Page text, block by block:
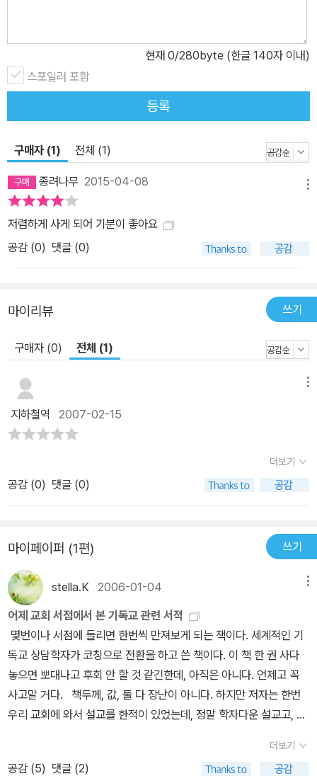
현재 0/280byte (한글 140자 이내)
스포일러 포함
등록
구매자 (1) 전체 (1)
종려나무 2015-04-08
저렴하게 사게 되어 기분이 좋아요
공감 (0) 댓글 (0)
마이리뷰 쓰기
구매자 (0) 전체 (1)
지하철역 2007-02-15
더보기
공감 (0) 댓글 (0)
마이페이퍼 (1편) 쓰기
stella.K 2006-01-04
어제 교회 서점에서 본 기독교 관련 서적
몇번이나 서점에 들리면 한번씩 만져보게 되는 책이다. 세계적인 기
독교 상담학자가 코칭으로 전환을 하고 쓴 책이다. 이 책 한 권 사다
놓으면 뽀대나고 후회 안 할 것 같긴한데, 아직은 아니다. 언제고 꼭
사고말 거다. 책두께, 값, 둘 다 장난이 아니다. 하지만 저자는 한번
우리 교회에 와서 설교를 한적이 있었는데, 정말 학자다운 설교고, 그
고 이 책을 읽어볼 수 있으려나 싶다. 의외로 기독교 코칭에 관련한
책들이 많이 나와 있는 것 같다. 글쎄...어느 한분야가 뜨면 냄비 끊듯
더보기
공감 (5) 댓글 (2)